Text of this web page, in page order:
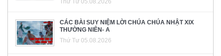
Thứ Tư 05.08.2026
CÁC BÀI SUY NIỆM LỜI CHÚA CHÚA NHẬT XIX
THƯỜNG NIÊN- A
Thứ Tư 05.08.2026